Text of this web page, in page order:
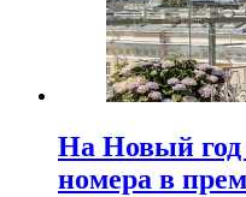
На Новый год
номера в